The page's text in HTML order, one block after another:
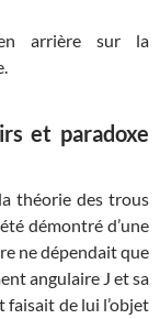
arrière sur la
et paradoxe
théorie des trous
démontré d’une
ne dépendait que
angulaire J et sa
faisait de lui l’objet